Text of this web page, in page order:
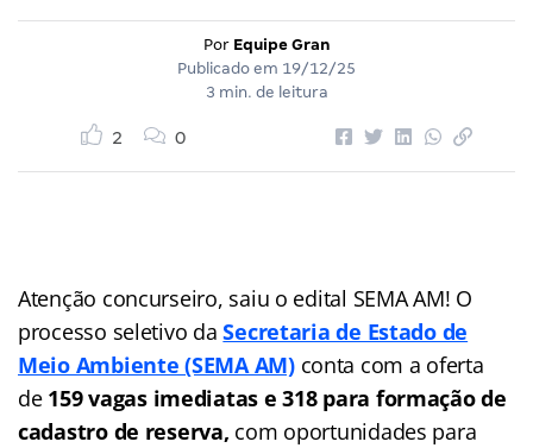
Por Equipe Gran
Publicado em 19/12/25
3 min. de leitura
2 0
Atenção concurseiro, saiu o edital SEMA AM! O
processo seletivo daSecretaria de Estado de
Meio Ambiente (SEMA AM)conta com a oferta
de 159 vagas imediatas e 318 para formação de
cadastro de reserva, com oportunidades para